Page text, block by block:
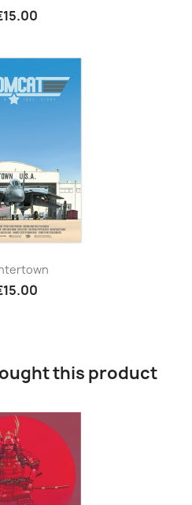
this product